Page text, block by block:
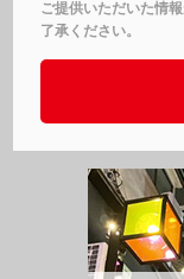
ご提供いただいた情
了承ください。